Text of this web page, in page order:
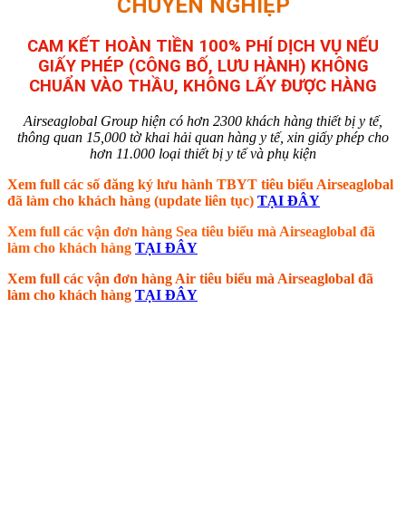
CHUYÊN NGHIỆP
CAM KẾT HOÀN TIỀN 100% PHÍ DỊCH VỤ NẾU
GIẤY PHÉP (CÔNG BỐ, LƯU HÀNH) KHÔNG
CHUẨN VÀO THẦU, KHÔNG LẤY ĐƯỢC HÀNG
Airseaglobal Group hiện có hơn 2300 khách hàng thiết bị y tế,
thông quan 15,000 tờ khai hải quan hàng y tế, xin giấy phép cho
hơn 11.000 loại thiết bị y tế và phụ kiện
Xem full các số đăng ký lưu hành TBYT tiêu biểu Airseaglobal
đã làm cho khách hàng (update liên tục) TẠI ĐÂY
Xem full các vận đơn hàng Sea tiêu biểu mà Airseaglobal đã
làm cho khách hàng TẠI ĐÂY
Xem full các vận đơn hàng Air tiêu biểu mà Airseaglobal đã
làm cho khách hàng TẠI ĐÂY